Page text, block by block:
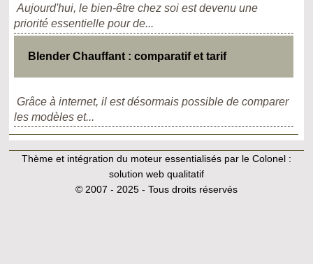
Aujourd'hui, le bien-être chez soi est devenu une
priorité essentielle pour de...
Blender Chauffant : comparatif et tarif
Grâce à internet, il est désormais possible de comparer
les modèles et...
Thème et intégration du moteur essentialisés par le Colonel :
solution web qualitatif
© 2007 - 2025 - Tous droits réservés